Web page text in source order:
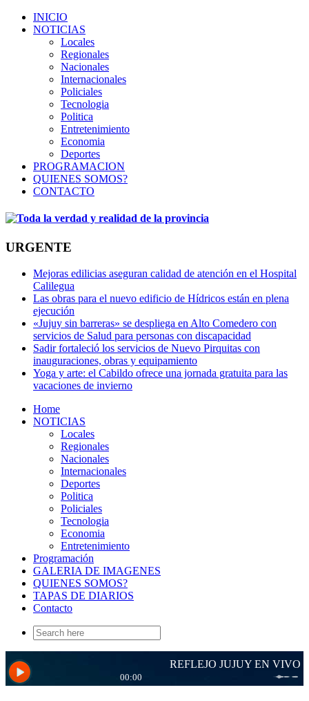
INICIO
NOTICIAS
Locales
Regionales
Nacionales
Internacionales
Policiales
Tecnologia
Politica
Entretenimiento
Economia
Deportes
PROGRAMACION
QUIENES SOMOS?
CONTACTO
URGENTE
Mejoras edilicias aseguran calidad de atención en el Hospital
Calilegua
Las obras para el nuevo edificio de Hídricos están en plena
ejecución
«Jujuy sin barreras» se despliega en Alto Comedero con
servicios de Salud para personas con discapacidad
Sadir fortaleció los servicios de Nuevo Pirquitas con
inauguraciones, obras y equipamiento
Yoga y arte: el Cabildo ofrece una jornada gratuita para las
vacaciones de invierno
Home
NOTICIAS
Locales
Regionales
Nacionales
Internacionales
Deportes
Politica
Policiales
Tecnologia
Economia
Entretenimiento
Programación
GALERIA DE IMAGENES
QUIENES SOMOS?
TAPAS DE DIARIOS
Contacto
Search
for: